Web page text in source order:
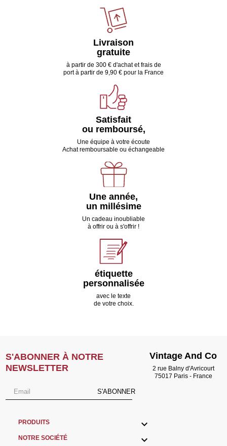
Livraison
gratuite
à partir de 300 € d'achat et frais de
port à partir de 9,90 € pour la France
Satisfait
ou remboursé,
Une équipe à votre écoute
Achat remboursable ou échangeable
Une année,
un millésime
Un cadeau inoubliable
à offrir ou à s'offrir !
étiquette
personnalisée
avec le texte
de votre choix.
S'ABONNER À NOTRE
NEWSLETTER
S'ABONNER
PRODUITS 
NOTRE SOCIÉTÉ 
Vintage And Co
2 rue Balny d'Avricourt
75017 Paris - France